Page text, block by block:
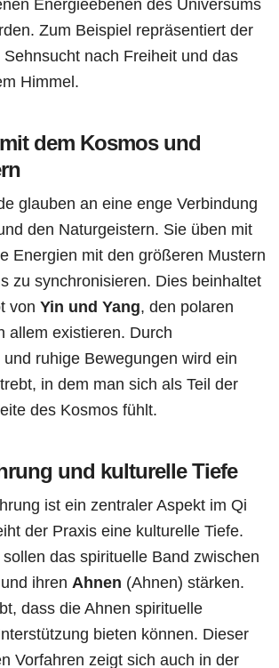
Zum Beispiel repräsentiert der
nach Freiheit und das
Himmel.
dem Kosmos und
glauben an eine enge Verbindung
den Naturgeistern. Sie üben mit
Energien mit den größeren Mustern
zu synchronisieren. Dies beinhaltet
von Yin und Yang, den polaren
allem existieren. Durch
ruhige Bewegungen wird ein
in dem man sich als Teil der
des Kosmos fühlt.
und kulturelle Tiefe
ist ein zentraler Aspekt im Qi
der Praxis eine kulturelle Tiefe.
das spirituelle Band zwischen
ihren Ahnen (Ahnen) stärken.
dass die Ahnen spirituelle
bieten können. Dieser
Vorfahren zeigt sich auch in der